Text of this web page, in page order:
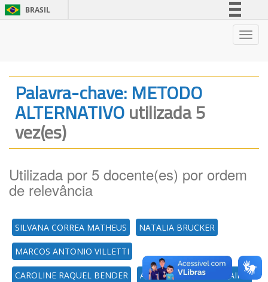
BRASIL
Legislação
Canais
Palavra-chave: METODO
ALTERNATIVOutilizada 5
vez(es)
Utilizada por 5 docente(es) por ordem
de relevância
SILVANA CORREA MATHEUS NATALIA BRUCKER
MARCOS ANTONIO VILLETTI
CAROLINE RAQUEL BENDER ADROALDO DIAS ROBAINA